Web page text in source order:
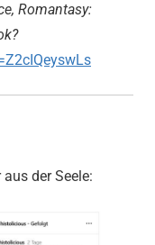
Romantasy:
der Seele: